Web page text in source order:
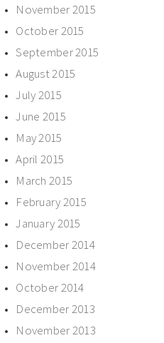
November 2015
October 2015
September 2015
August 2015
July 2015
June 2015
May 2015
April 2015
March 2015
February 2015
January 2015
December 2014
November 2014
October 2014
December 2013
November 2013